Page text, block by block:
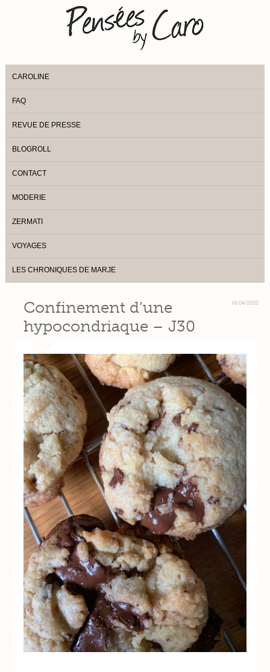
CAROLINE
FAQ
REVUE DE PRESSE
BLOGROLL
CONTACT
MODERIE
ZERMATI
VOYAGES
LES CHRONIQUES DE MARJE
16/04/2020
Confinement d’une
hypocondriaque – J30